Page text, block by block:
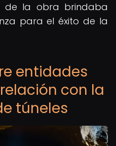
de la obra brindaba
para el éxito de la
entidades
con la
túneles